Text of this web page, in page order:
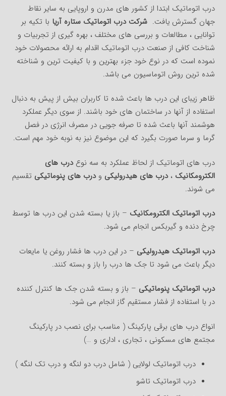
درب اتوماتیک ابتدا از کشور های مدرن و اروپایی به سایر نقاط
جهان گسترش یافت. شرکت درب اتوماتیک ستاره آریا با تکیه بر
توانایی ، مطالعات و بررسی های مختلف ، بهره گیری از تجربیات و
شناخت کافی از صنعت درب اتوماتیک اقدام به ارائه محصولات خود
نموده است که در نوع خود جزء بهترین و با کیفیت ترین و شناخته
شده ترین روش اتوماسیون می باشد.
ظاهر زیبای این درب ها باعث شده تا کاربران بیش از پیش به دنبال
استفاده از آنها در ساختمان های خود باشند. از سوی دیگر عملکرد
هوشمند آنها باعث شده تا صرفه جویی در مصرف انرژی در فصل
گرما و سرما صورت بگیرد که این موضوع نیز به نوبه خود مهم است.
درب های اتوماتیک از لحاظ عملکرد به سه نوعدرب های
الکترومکانیک ،درب های هیدرولیکی ودرب های پنوماتیکی تقسیم
می شوند.
درب اتوماتیک الکترومکانیک – باز یا بسته شدن این درب ها توسط
چرخ دنده و گیربکس انجام می شود.
درب اتوماتیک هیدرولیکی – در این درب ها فشار روغن یا مایعات
دیگر باعث می شود تا جک ها درب را باز و بسته کنند.
درب اتوماتیک پنوماتیکی – باز و بسته شدن جک ها کنترل کننده
در با استفاده از فشار مستقیم گاز انجام می شود.
انواع درب های برقی پارکینگ ( مناسب برای نصب در پارکینگ
مجتمع های مسکونی ، تجاری ، اداری و …)
درب اتوماتیک لولایی ( شامل درب دو لنگه و درب تک لنگه )
درب اتوماتیک تاشو